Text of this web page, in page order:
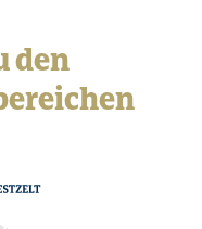
den